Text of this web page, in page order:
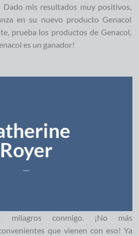
Dado mis resultados muy positivos,
en su nuevo producto Genacol
prueba los productos de Genacol,
es un ganador!
Royer
milagros conmigo. ¡No más
que vienen con eso! Ya